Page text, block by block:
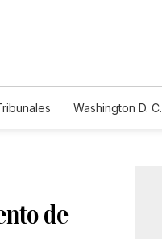
Washington D. C.
de